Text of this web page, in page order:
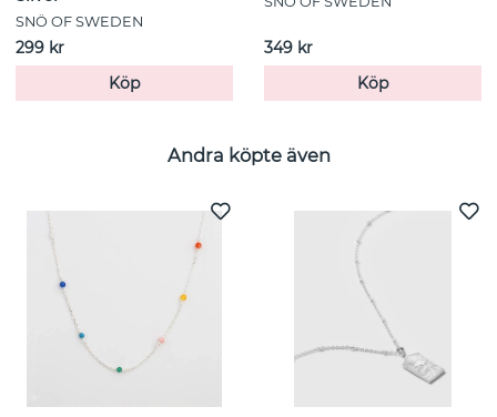
SNÖ OF SWEDEN
299 kr
Köp
349 kr
Köp
Andra köpte även